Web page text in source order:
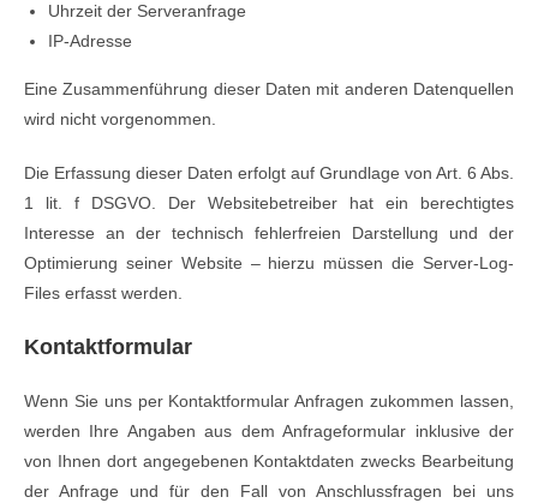
Uhrzeit der Serveranfrage
IP-Adresse
Eine Zusammenführung dieser Daten mit anderen Datenquellen
wird nicht vorgenommen.
Die Erfassung dieser Daten erfolgt auf Grundlage von Art. 6 Abs.
1 lit. f DSGVO. Der Websitebetreiber hat ein berechtigtes
Interesse an der technisch fehlerfreien Darstellung und der
Optimierung seiner Website – hierzu müssen die Server-Log-
Files erfasst werden.
Kontaktformular
Wenn Sie uns per Kontaktformular Anfragen zukommen lassen,
werden Ihre Angaben aus dem Anfrageformular inklusive der
von Ihnen dort angegebenen Kontaktdaten zwecks Bearbeitung
der Anfrage und für den Fall von Anschlussfragen bei uns